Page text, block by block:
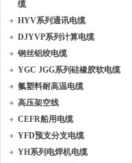
缆
HYV系列通讯电缆
DJYVP系列计算电缆
钢丝铝绞电缆
YGC JGG系列硅橡胶软电缆
氟塑料耐高温电缆
高压架空线
CEFR船用电缆
YFD预支分支电缆
YH系列电焊机电缆